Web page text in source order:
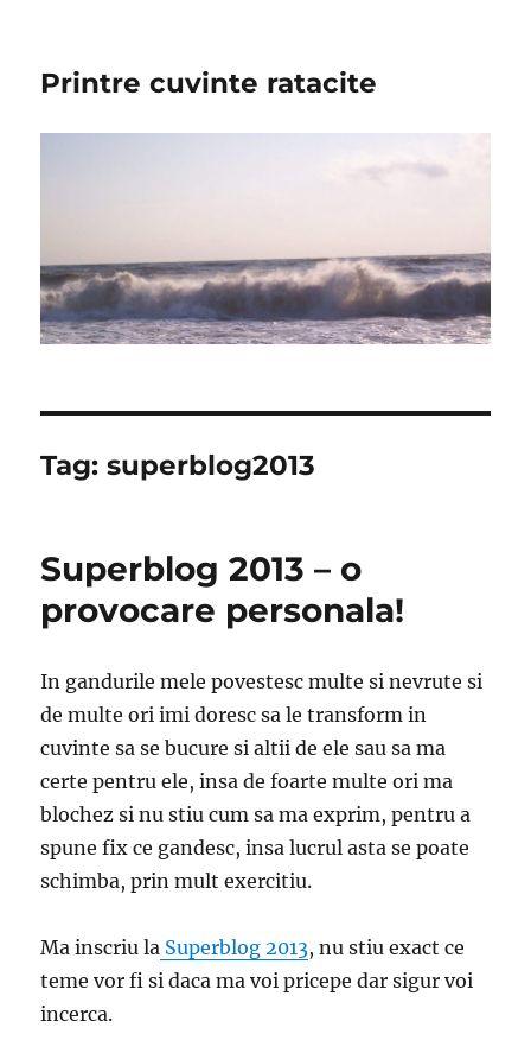
Printre cuvinte ratacite
Tag:superblog2013
Superblog 2013 – o
provocare personala!
In gandurile mele povestesc multe si nevrute si
de multe ori imi doresc sa le transform in
cuvinte sa se bucure si altii de ele sau sa ma
certe pentru ele, insa de foarte multe ori ma
blochez si nu stiu cum sa ma exprim, pentru a
spune fix ce gandesc, insa lucrul asta se poate
schimba, prin mult exercitiu.
Ma inscriu la Superblog 2013, nu stiu exact ce
teme vor fi si daca ma voi pricepe dar sigur voi
incerca.